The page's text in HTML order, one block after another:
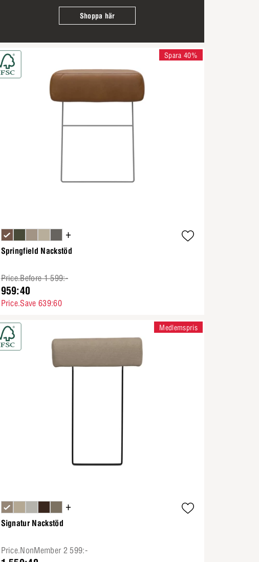
Shoppa här
+
Springfield Nackstöd
Price.Before 1 599:-
959:40
Price.Save 639:60
Spara 40%
+
Signatur Nackstöd
Price.NonMember 2 599:-
Medlemspris